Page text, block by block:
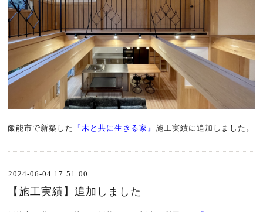
飯能市で新築した 『木と共に生きる家』施工実績に追加しました。
2024-06-04 17:51:00
【施工実績】追加しました